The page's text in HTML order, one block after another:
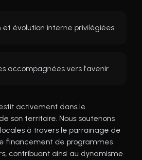
et évolution interne privilégiées
accompagnées vers l'avenir
activement dans le
son territoire. Nous soutenons
à travers le parrainage de
financement de programmes
contribuant ainsi au dynamisme